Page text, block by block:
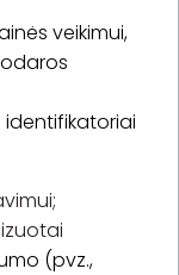
veikimui,
identifikatoriai
(pvz.,
Pirkti